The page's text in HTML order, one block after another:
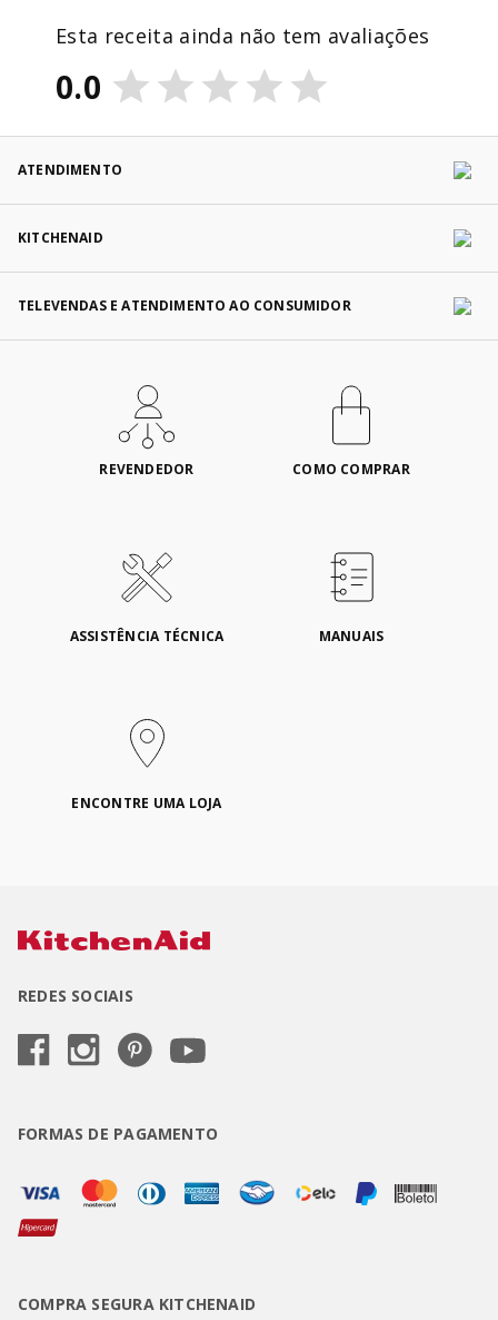
Esta receita ainda não tem avaliações
0.0
ATENDIMENTO
KITCHENAID
TELEVENDAS E ATENDIMENTO AO CONSUMIDOR
REVENDEDOR COMO COMPRAR
ASSISTÊNCIA TÉCNICA MANUAIS
ENCONTRE UMA LOJA
REDES SOCIAIS
FORMAS DE PAGAMENTO
COMPRA SEGURA KITCHENAID